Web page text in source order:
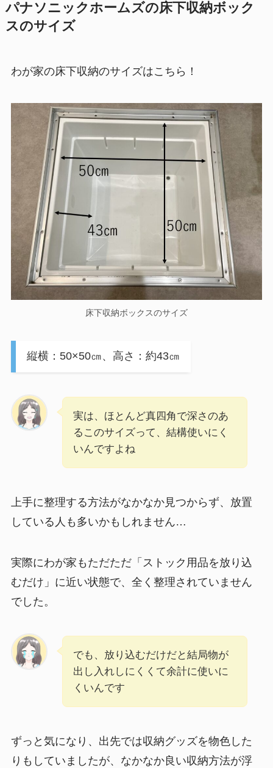
パナソニックホームズの床下収納ボック
スのサイズ
わが家の床下収納のサイズはこちら！
床下収納ボックスのサイズ
縦横：50×50㎝、高さ：約43㎝
実は、ほとんど真四角で深さのあ
るこのサイズって、結構使いにく
いんですよね
上手に整理する方法がなかなか見つからず、放置
している人も多いかもしれません…
実際にわが家もただただ「ストック用品を放り込
むだけ」に近い状態で、全く整理されていません
でした。
でも、放り込むだけだと結局物が
出し入れしにくくて余計に使いに
くいんです
ずっと気になり、出先では収納グッズを物色した
りもしていましたが、なかなか良い収納方法が浮